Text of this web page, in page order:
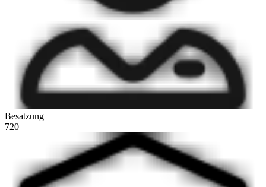
Besatzung
720